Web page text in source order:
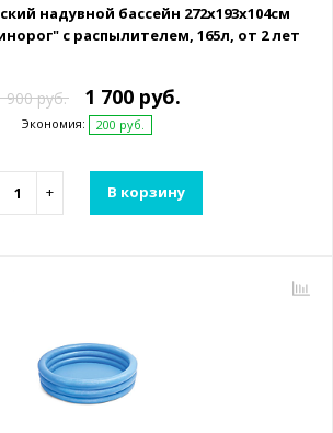
надувной бассейн 272x193x104см
с распылителем, 165л, от 2 лет
900 руб. 1 700 руб.
Экономия: 200 руб.
+ В корзину